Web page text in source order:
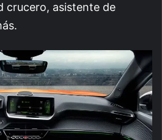
crucero, asistente de